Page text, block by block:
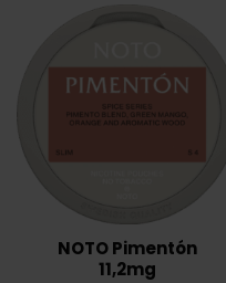
NOTO Pimentón
11,2mg